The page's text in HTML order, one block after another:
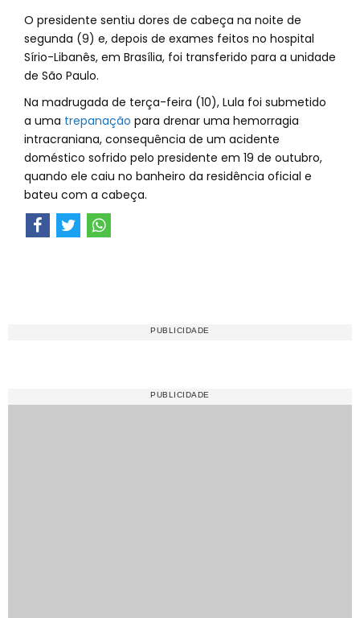
O presidente sentiu dores de cabeça na noite de
segunda (9) e, depois de exames feitos no hospital
Sírio-Libanês, em Brasília, foi transferido para a unidade
de São Paulo.
Na madrugada de terça-feira (10), Lula foi submetido
a uma trepanação para drenar uma hemorragia
intracraniana, consequência de um acidente
doméstico sofrido pelo presidente em 19 de outubro,
quando ele caiu no banheiro da residência oficial e
bateu com a cabeça.